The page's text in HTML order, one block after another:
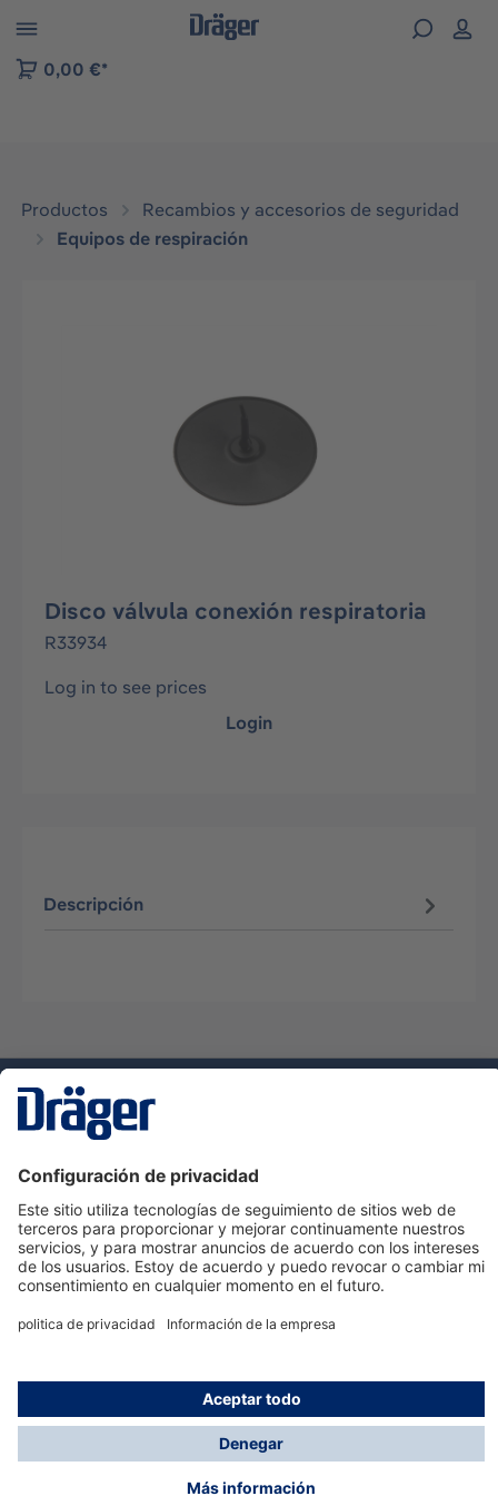
to B2B platform navigation
0,00 €*
Productos
Recambios y accesorios de seguridad
Equipos de respiración
Disco válvula conexión respiratoria
R33934
Log in to see prices
Login
Descripción
Servicio de atención al cliente de Dräger
Ayuda
Información
© Dräger Hispania S.A.U., 2024
*Todos los precios no incluyen IVA y posibles gastos
de envío, salvo que indique lo contrario